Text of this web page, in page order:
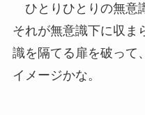
ひとりひとりの無意
それが無意識下に収ま
識を隔てる扉を破って
イメージかな。